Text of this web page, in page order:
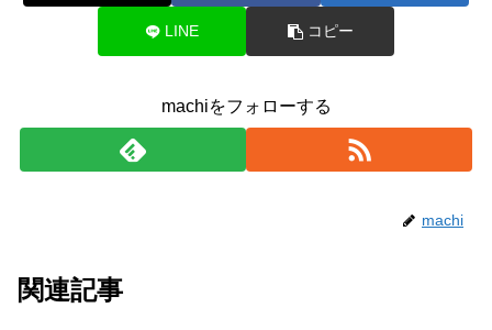
LINE コピー
machiをフォローする
machi
関連記事